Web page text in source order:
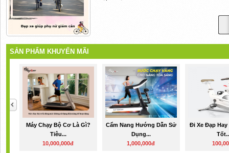
SẢN PHẨM KHUYẾN MÃI
Máy Chạy Bộ Cơ Là Gì?
Tiêu...
10,000,000đ
Cẩm Nang Hướng Dẫn Sử
Dụng...
1,000,000đ
Đi Xe Đạp